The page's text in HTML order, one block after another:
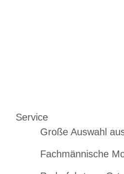
Service
Große Auswahl
Fachmännische